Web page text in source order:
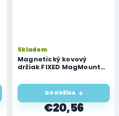
Magnetický kovový
držiak FIXED MagMount
MagSafe, čierny
Skladem
€20,56
DO KOŠÍKA